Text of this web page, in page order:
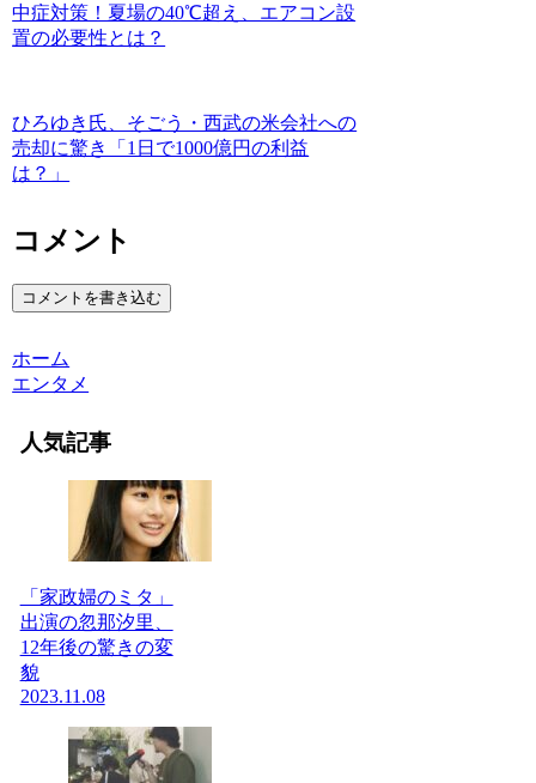
中症対策！夏場の40℃超え、エアコン設
置の必要性とは？
ひろゆき氏、そごう・西武の米会社への
売却に驚き「1日で1000億円の利益
は？」
コメント
コメントを書き込む
ホーム
エンタメ
人気記事
「家政婦のミタ」
出演の忽那汐里、
12年後の驚きの変
貌
2023.11.08